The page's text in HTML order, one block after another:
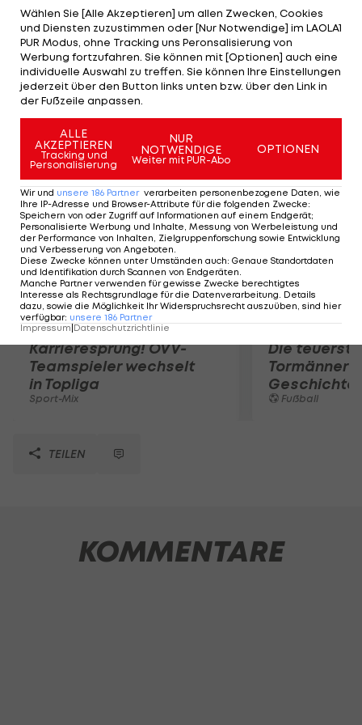
ungeschlagenen Partien zu. "Jeder Sieg schmeckt
süß, aber dieser natürlich ganz besonders. Beim
regierenden Meister zu gewinnen ist nie einfach.
Vor allem, da der letzte Erfolg schon lange her ist",
freute sich Kapitän Steffen Hofmann zusammen
mit dem Team.
Mehr zum Thema
Karrieresprung! ÖVV-
Teamspieler wechselt
in Topliga
Sport-Mix
Die
Tormänner
Geschichte
Fußball
TEILEN
KOMMENTARE
Wählen Sie [Alle Akzeptieren] um allen Zwecken, Cookies
und Diensten zuzustimmen oder [Nur Notwendige] im LAOLA1
PUR Modus, ohne Tracking uns Peronsalisierung von
Werbung fortzufahren. Sie können mit [Optionen] auch eine
individuelle Auswahl zu treffen. Sie können Ihre Einstellungen
jederzeit über den Button links unten bzw. über den Link in
der Fußzeile anpassen.
ALLE
AKZEPTIEREN
Tracking und
Personalisierung
NUR
NOTWENDIGE
Weiter mit PUR-Abo
OPTIONEN
Wir und unsere 186 Partner verarbeiten personenbezogene Daten, wie
Ihre IP-Adresse und Browser-Attribute für die folgenden Zwecke:
Speichern von oder Zugriff auf Informationen auf einem Endgerät;
Personalisierte Werbung und Inhalte, Messung von Werbeleistung und
der Performance von Inhalten, Zielgruppenforschung sowie Entwicklung
und Verbesserung von Angeboten.
Diese Zwecke können unter Umständen auch: Genaue Standortdaten
und Identifikation durch Scannen von Endgeräten.
Manche Partner verwenden für gewisse Zwecke berechtigtes
Interesse als Rechtsgrundlage für die Datenverarbeitung. Details
dazu, sowie die Möglichkeit Ihr Widerspruchsrecht auszuüben, sind hier
verfügbar: unsere 186 Partner
Impressum Datenschutzrichtlinie